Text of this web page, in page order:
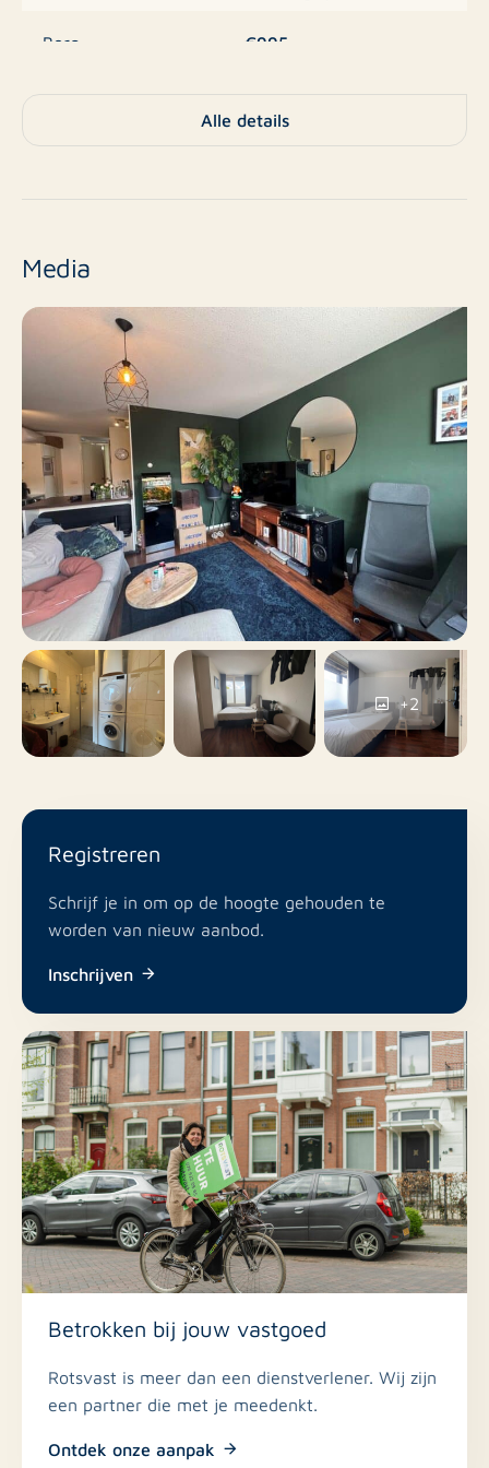
E: leeuwarden@rotsvast.n
W: https://www.rotsvast.nl/
Onze voorwaarden zijn van toepassing
Borg €995
Appartement,
Galerijflat, Appartement
Aantal kamers 2
Aantal slaapkamers
Oppervlakte 50 m²
Balkon Nee
Dakterras Nee
Parkeren
Fietsenstalling, Op
afgesloten terrein,
Parkeervergunningen,
Op eigen terrein,
Openbaar parkeren
Huisdieren toegestaan In overleg
Alle details
Media
+2
Registreren
Schrijf je in om op de hoogte gehouden te
worden van nieuw aanbod.
Inschrijven
Betrokken bij jouw vastgoed
Rotsvast is meer dan een dienstverlener. Wij zijn
een partner die met je meedenkt.
Ontdek onze aanpak